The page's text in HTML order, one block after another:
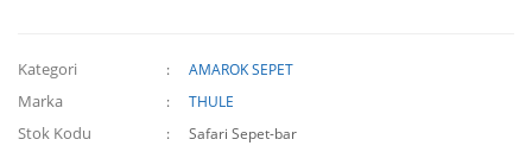
Kategori AMAROK SEPET
Marka THULE
Stok Kodu Safari Sepet-bar